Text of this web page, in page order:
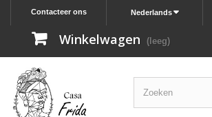
Nederlands
Contacteer ons
Winkelwagen (leeg)